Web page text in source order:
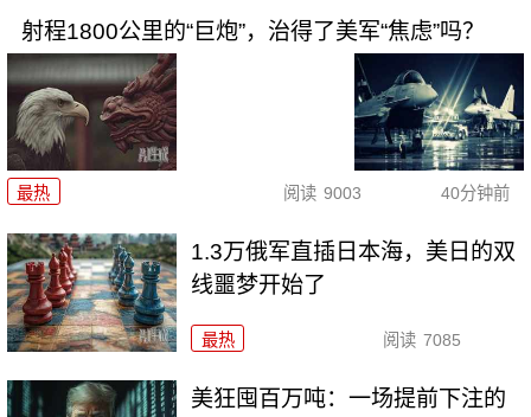
射程1800公里的“巨炮”，治得了美军“焦虑”吗？
最热 阅读 9003 40分钟前
1.3万俄军直插日本海，美日的双
线噩梦开始了
最热 阅读 7085
美狂囤百万吨：一场提前下注的